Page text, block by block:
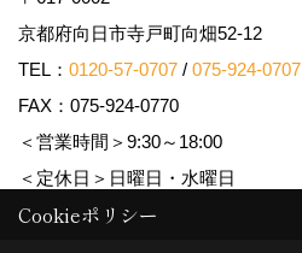
京都府向日市寺戸町向畑52-12
TEL： 0120-57-0707 / 075-924-0707
FAX：075-924-0770
＜営業時間＞9:30～18:00
＜定休日＞日曜日・水曜日
Cookieポリシー